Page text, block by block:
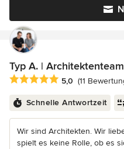
Typ A. |
Durchschnittliche
5,0 (11
Schnelle Antwortzeit
Wir sind Architekten. Wir
spielt es keine Rolle, ob es